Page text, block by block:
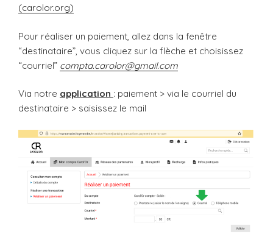
(carolor.org)
Pour réaliser un paiement, allez dans la fenêtre
“destinataire”, vous cliquez sur la flèche et choisissez
“courriel” compta.carolor@gmail.com
Via notre application : paiement > via le courriel du
destinataire > saisissez le mail